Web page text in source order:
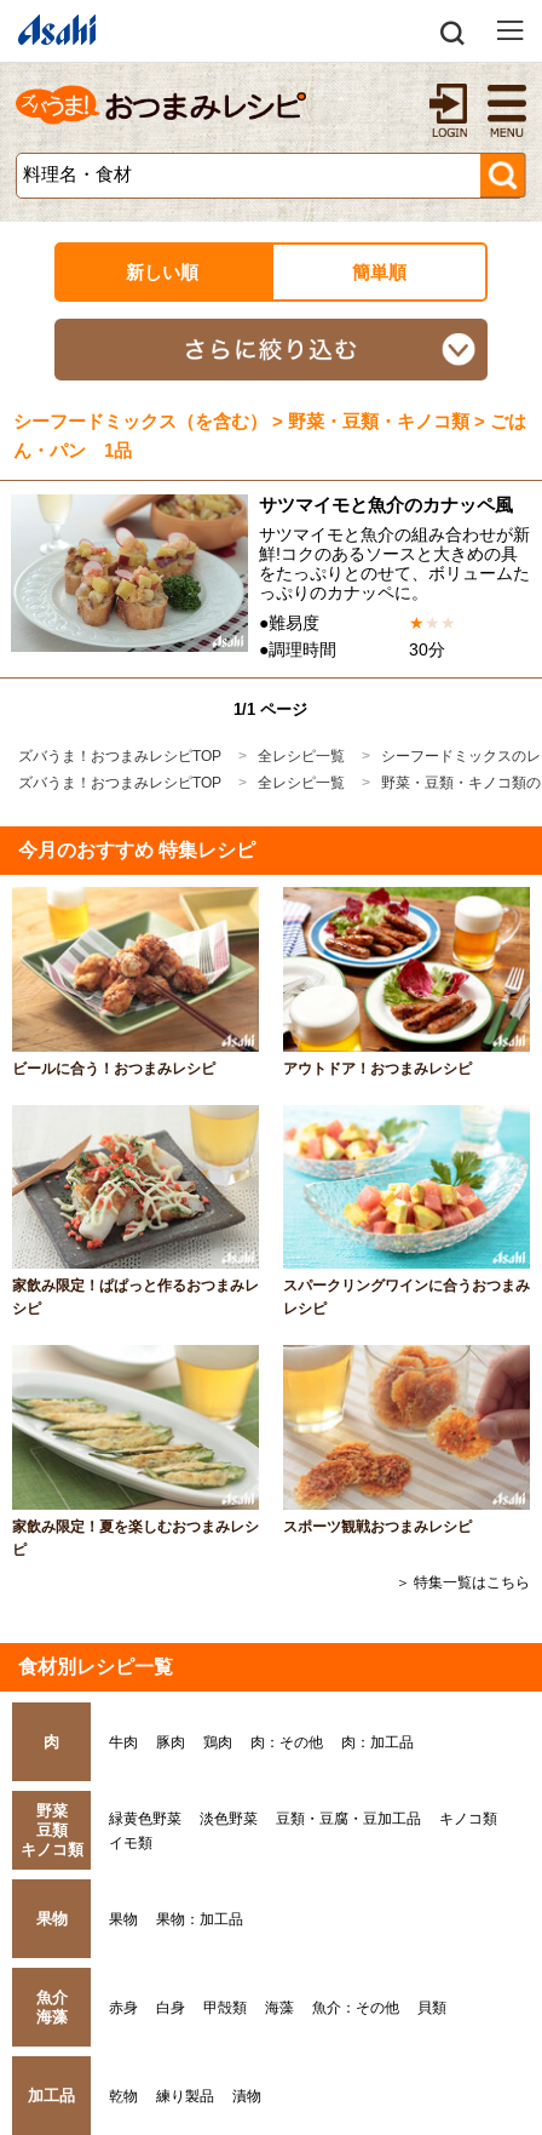
新しい順 簡単順
シーフードミックス（を含む） > 野菜・豆類・キノコ類 > ごは
ん・パン 1品
サツマイモと魚介のカナッペ風
サツマイモと魚介の組み合わせが新
鮮!コクのあるソースと大きめの具
をたっぷりとのせて、ボリュームた
っぷりのカナッペに。
●難易度
★★ ★
●調理時間
30分
1/1 ページ
ズバうま！おつまみレシピTOP 全レシピ一覧
シーフードミックスの
ズバうま！おつまみレシピTOP
全レシピ一覧 野菜・豆類・キノコ類
今月のおすすめ 特集レシピ
ビールに合う！おつまみレシピ アウトドア！おつまみレシピ
家飲み限定！ぱぱっと作るおつまみレ
シピ
スパークリングワインに合うおつまみ
レシピ
家飲み限定！夏を楽しむおつまみレシ
ピ
スポーツ観戦おつまみレシピ
＞ 特集一覧はこちら
食材別レシピ一覧
肉 牛肉 豚肉 鶏肉 肉：その他 肉：加工品
野菜
豆類
キノコ類
緑黄色野菜 淡色野菜 豆類・豆腐・豆加工品
キノコ類
イモ類
果物 果物 果物：加工品
魚介
海藻
赤身 白身 甲殻類 海藻 魚介：その他 貝類
加工品 乾物 練り製品 漬物